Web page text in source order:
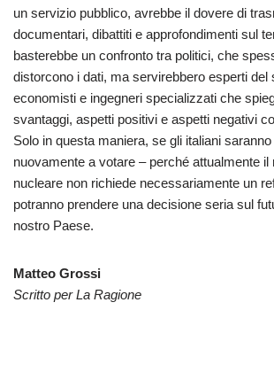
un servizio pubblico, avrebbe il dovere di
documentari, dibattiti e approfondimenti sul
basterebbe un confronto tra politici, che
distorcono i dati, ma servirebbero esperti del
economisti e ingegneri specializzati che
svantaggi, aspetti positivi e aspetti negativi
Solo in questa maniera, se gli italiani
nuovamente a votare – perché attualmente il
nucleare non richiede necessariamente un
potranno prendere una decisione seria sul
nostro Paese.
Matteo Grossi
Scritto per La Ragione